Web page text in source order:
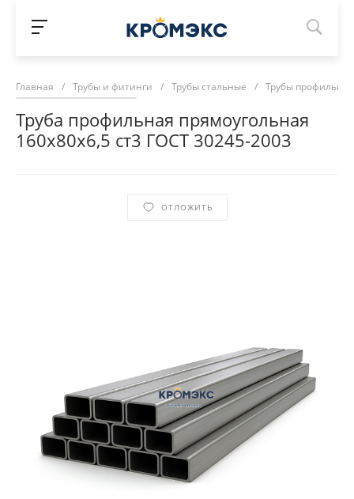
Главная / Трубы и фитинги / Трубы стальные / Трубы
Труба профильная прямоугольная
160х80х6,5 ст3 ГОСТ 30245-2003
ОТЛОЖИТЬ